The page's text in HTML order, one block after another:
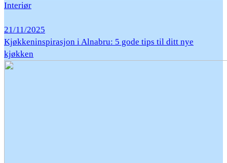
Interiør
21/11/2025
Kjøkkeninspirasjon i Alnabru: 5 gode tips til ditt nye
kjøkken